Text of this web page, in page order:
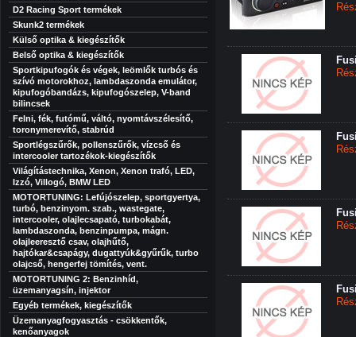
D2 Racing Sport termékek
Skunk2 termékek
Külső optika & kiegészítők
Belső optika & kiegészítők
Sportkipufogók és végek, leömlők turbós és
szívó motorokhoz, lambdaszonda emulátor,
kipufogóbandázs, kipufogószelep, V-band
bilincsek
Felni, fék, futómű, váltó, nyomtávszélesítő,
toronymerevítő, stabrúd
Sportlégszűrők, pollenszűrők, vízcső és
intercooler tartozékok-kiegészítők
Világítástechnika, Xenon, Xenon trafó, LED,
Izzó, Villogó, BMW LED
MOTORTUNING: Lefújószelep, sportgyertya,
turbó, benzinyom. szab., wastegate,
intercooler, olajlecsapató, turbokabát,
lambdaszonda, benzinpumpa, mágn.
olajleeresztő csav, olajhűtő,
hajtókar&csapágy, dugattyúk&gyűrűk, turbo
olajcső, hengerfej tömítés, vent.
MOTORTUNING 2: Benzinhíd,
üzemanyagsín, injektor
Egyéb termékek, kiegészítők
Üzemanyagfogyasztás - csökkentők,
kenőanyagok